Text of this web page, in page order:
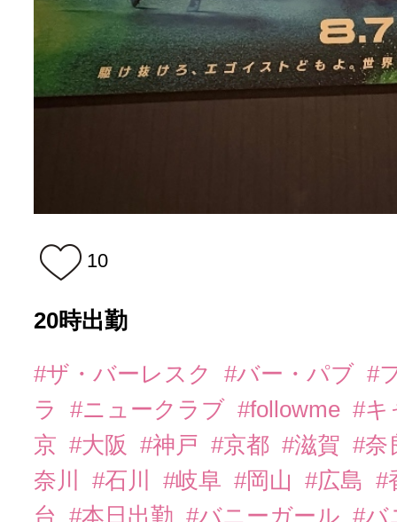
10
20時出勤
#ザ・バーレスク #バー・パブ #
ラ
#ニュークラブ #followme #キ
京 #大阪 #神戸 #京都 #滋賀 #奈
奈川
#石川 #岐阜 #岡山 #広島
#
台
#本日出勤 #バニーガール #バ